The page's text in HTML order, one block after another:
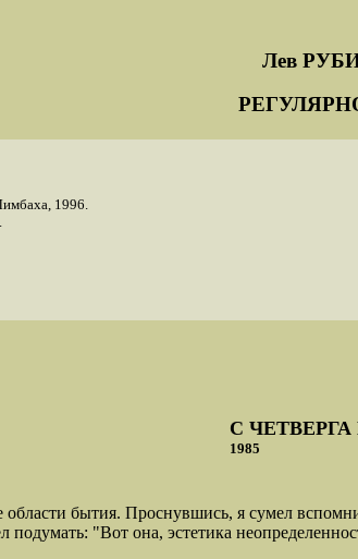
Лев
1996.
С
1985
бытия. Проснувшись, я сумел
"Вот она, эстетика